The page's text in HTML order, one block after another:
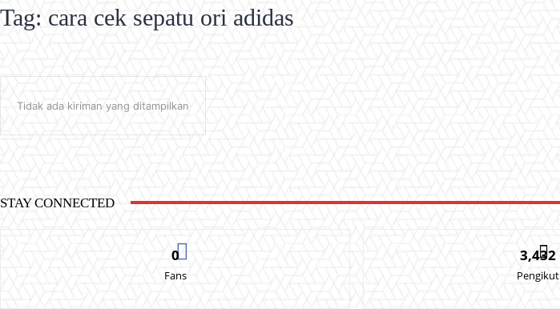
Tag: cara cek sepatu ori adidas
Tidak ada kiriman yang ditampilkan
STAY CONNECTED
0
Fans
3,432
Pengikut